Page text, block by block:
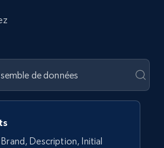
Description, Initial